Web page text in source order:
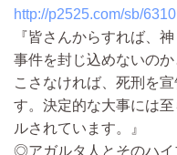
http://p2525.com/sb/
『皆さんからすれば、
事件を封じ込めないの
こさなければ、死刑を
す。決定的な大事には
ルされています。』
◎アガルタ人とそのハイ